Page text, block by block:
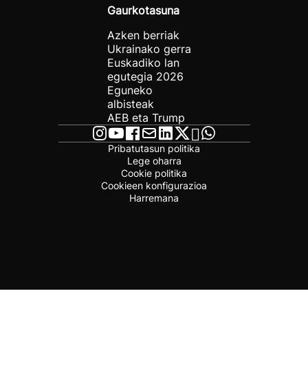
Gaurkotasuna
Azken berriak
Ukrainako gerra
Euskadiko lan
egutegia 2026
Eguneko
albisteak
AEB eta Trump
Pribatutasun politika
Lege oharra
Cookie politika
Cookieen konfigurazioa
Harremana